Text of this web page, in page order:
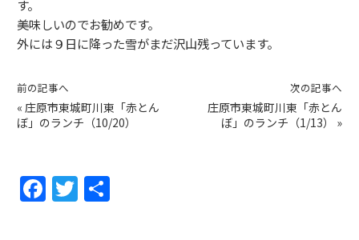
す。
美味しいのでお勧めです。
外には９日に降った雪がまだ沢山残っています。
前の記事へ
« 庄原市東城町川東「赤とん
ぼ」のランチ（10/20）
次の記事へ
庄原市東城町川東「赤とん
ぼ」のランチ（1/13）
»
F
a
T
w